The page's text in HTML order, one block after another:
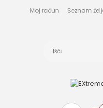
Moj račun Seznam